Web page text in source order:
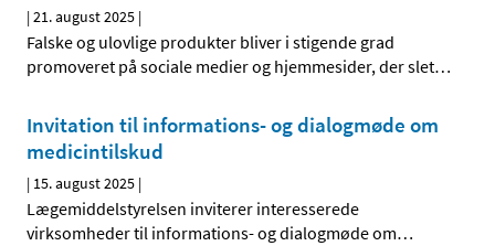
|21. august 2025 |
Falske og ulovlige produkter bliver i stigende grad
promoveret på sociale medier og hjemmesider, der slet…
Invitation til informations- og dialogmøde om
medicintilskud
| 15. august 2025 |
Lægemiddelstyrelsen inviterer interesserede
virksomheder til informations- og dialogmøde om…